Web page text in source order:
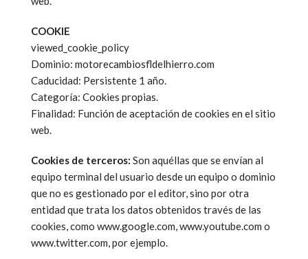
COOKIE
viewed_cookie_policy
Dominio: motorecambiosfldelhierro.com
Caducidad: Persistente 1 año.
Categoría: Cookies propias.
Finalidad: Función de aceptación de cookies en el sitio
web.
Cookies de terceros: Son aquéllas que se envían al
equipo terminal del usuario desde un equipo o dominio
que no es gestionado por el editor, sino por otra
entidad que trata los datos obtenidos través de las
cookies, como www.google.com, www.youtube.com o
www.twitter.com, por ejemplo.